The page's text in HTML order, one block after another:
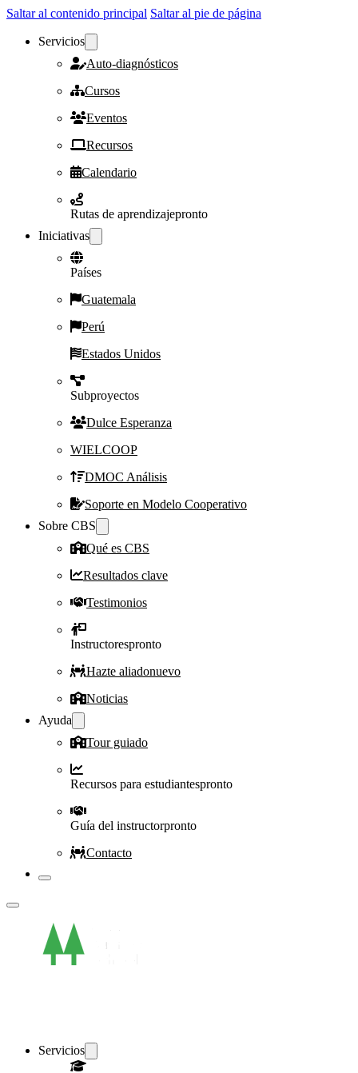
Saltar al contenido principal Saltar al pie de página
Servicios
Auto-diagnósticos
Cursos
Eventos
Recursos
Calendario
Rutas de aprendizajepronto
Iniciativas
Países
Guatemala
Perú
Estados Unidos
Subproyectos
Dulce Esperanza
WIELCOOP
DMOC Análisis
Soporte en Modelo Cooperativo
Sobre CBS
Qué es CBS
Resultados clave
Testimonios
Instructorespronto
Hazte aliadonuevo
Noticias
Ayuda
Tour guiado
Recursos para estudiantespronto
Guía del instructorpronto
Contacto
Servicios